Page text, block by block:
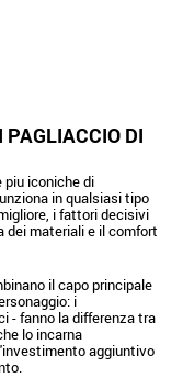
PAGLIACCIO DI
piu iconiche di
in qualsiasi tipo
i fattori decisivi
dei materiali e il comfort
il capo principale
i
- fanno la differenza tra
lo incarna
aggiuntivo